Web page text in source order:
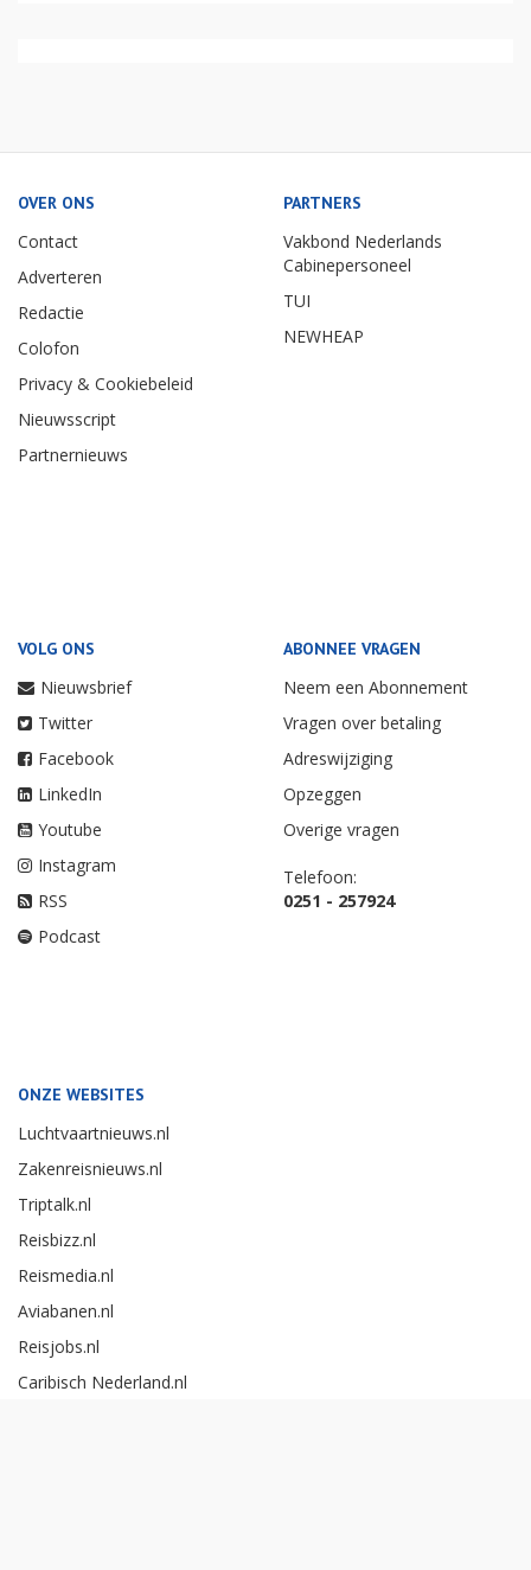
OVER ONS
Contact
Adverteren
Redactie
Colofon
Privacy & Cookiebeleid
Nieuwsscript
Partnernieuws
PARTNERS
Vakbond Nederlands
Cabinepersoneel
TUI
NEWHEAP
VOLG ONS
Nieuwsbrief
Twitter
Facebook
LinkedIn
Youtube
Instagram
RSS
Podcast
ABONNEE VRAGEN
Neem een Abonnement
Vragen over betaling
Adreswijziging
Opzeggen
Overige vragen
Telefoon:
0251 - 257924
ONZE WEBSITES
Luchtvaartnieuws.nl
Zakenreisnieuws.nl
Triptalk.nl
Reisbizz.nl
Reismedia.nl
Aviabanen.nl
Reisjobs.nl
Caribisch Nederland.nl